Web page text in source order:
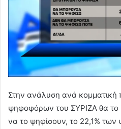
Στην ανάλυση ανά κομματική
ψηφοφόρων του ΣΥΡΙΖΑ θα
να το ψηφίσουν, το 22,1%